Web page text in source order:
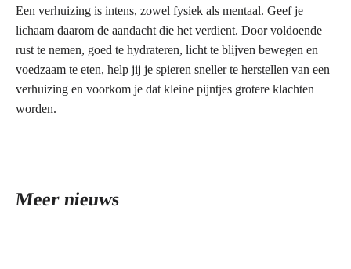
Een verhuizing is intens, zowel fysiek als mentaal. Geef je
lichaam daarom de aandacht die het verdient. Door voldoende
rust te nemen, goed te hydrateren, licht te blijven bewegen en
voedzaam te eten, help jij je spieren sneller te herstellen van een
verhuizing en voorkom je dat kleine pijntjes grotere klachten
worden.
Meer nieuws